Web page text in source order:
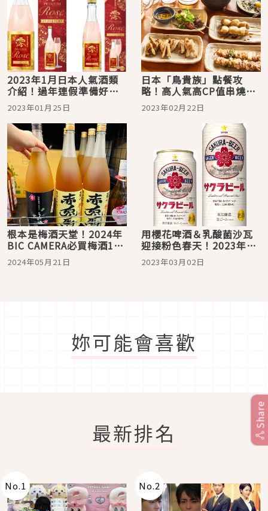
2023年1月日本人氣酒類
介紹！過年連假準備好團
圓開喝
2023年01月25日
日本「鳥貴族」點餐攻
略！高人氣高CP值串燒居
酒屋隨便點都好好吃
2023年02月22日
根本是梅酒天堂！2024年
BIC CAMERA必買梅酒10
選
2024年05月21日
用櫻花啤酒＆乳酸菌沙瓦
迎接粉色春天！2023年2
月日本人氣酒類介紹
2023年03月02日
妳可能會喜歡
最新排名
No.1 No.2
Share